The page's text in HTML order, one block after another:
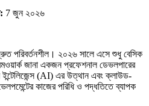
7 জুন ২০২৬
পরিবর্তনশীল। ২০২৬ সালে এসে শুধু বেসিক
জানা একজন প্রফেশনাল ডেভলপারের
ইন্টেলিজেন্স (AI) এর উত্থান এবং ক্লাউড-
কাজের পরিধি ও পদ্ধতিতে ব্যাপক